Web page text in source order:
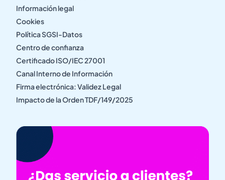
Información legal
Cookies
Política SGSI-Datos
Centro de confianza
Certificado ISO/IEC 27001
Canal Interno de Información
Firma electrónica: Validez Legal
Impacto de la Orden TDF/149/2025